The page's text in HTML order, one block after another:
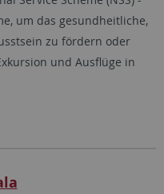
um das gesundheitliche,
zu fördern oder
und Ausflüge in